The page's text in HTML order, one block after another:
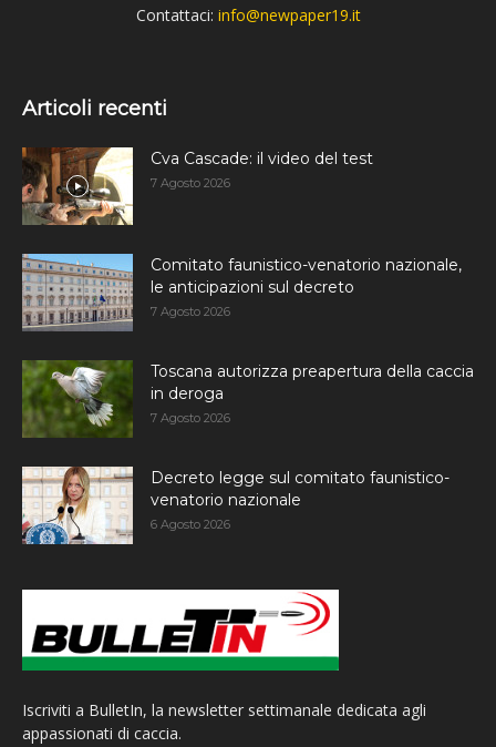
Contattaci: info@newpaper19.it
Articoli recenti
Cva Cascade: il video del test
7 Agosto 2026
Comitato faunistico-venatorio nazionale,
le anticipazioni sul decreto
7 Agosto 2026
Toscana autorizza preapertura della caccia
in deroga
7 Agosto 2026
Decreto legge sul comitato faunistico-
venatorio nazionale
6 Agosto 2026
Iscriviti a BulletIn, la newsletter settimanale dedicata agli
appassionati di caccia.